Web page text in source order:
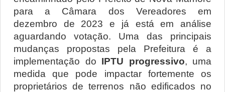
para a Câmara dos Vereadores em
dezembro de 2023 e já está em análise
aguardando votação. Uma das principais
mudanças propostas pela Prefeitura é a
implementação do IPTU progressivo, uma
medida que pode impactar fortemente os
proprietários de terrenos não edificados no